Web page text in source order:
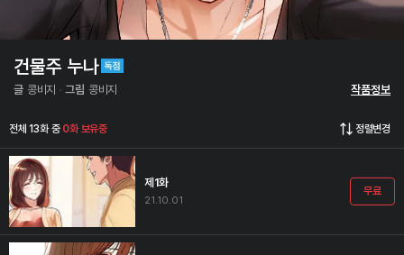
건물주 누나
글 콩비지 그림 콩비지 작품정보
전체 13화 중 0화 보유중 정렬변경
제1화
21.10.01
무료